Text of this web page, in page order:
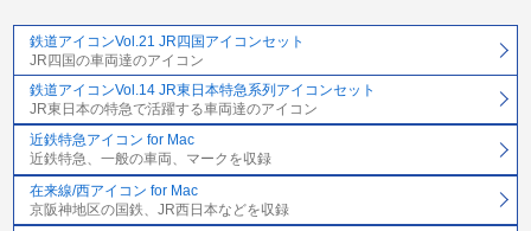
鉄道アイコンVol.21 JR四国アイコンセット
JR四国の車両達のアイコン
鉄道アイコンVol.14 JR東日本特急系列アイコンセット
JR東日本の特急で活躍する車両達のアイコン
近鉄特急アイコン for Mac
近鉄特急、一般の車両、マークを収録
在来線/西アイコン for Mac
京阪神地区の国鉄、JR西日本などを収録